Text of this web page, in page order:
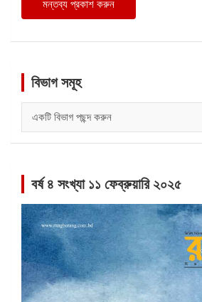
বিভাগ সমূহ
সমূহ
বর্ষ ৪ সংখ্যা ১১ ফেব্রুয়ারি ২০২৫